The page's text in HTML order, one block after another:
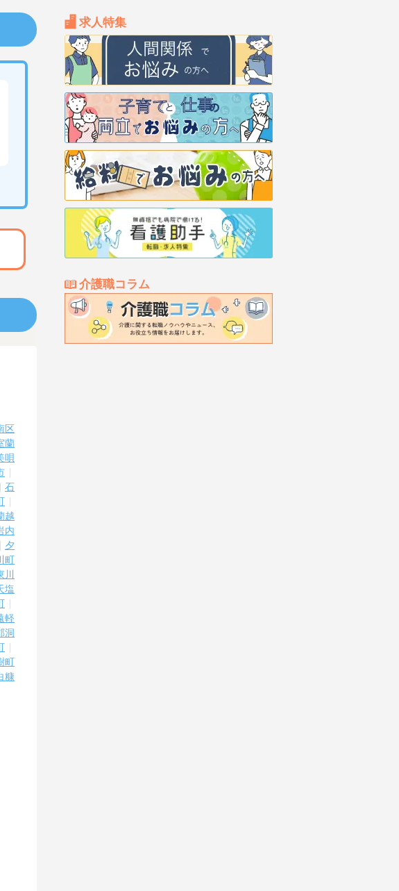
求人特集
介護職コラム
区
蘭
唄
石
越
内
夕
町
塩
軽
洞
町
糠